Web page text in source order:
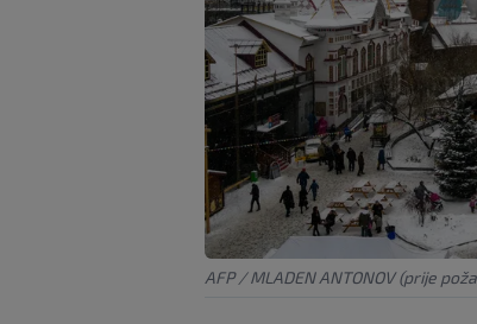
AFP / MLADEN ANTONOV (prije